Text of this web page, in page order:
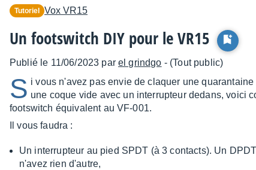
Tutoriel Vox VR15
Un footswitch DIY pour le VR15
Publié le 11/06/2023 parel grindgo - (Tout public)
S i vous n'avez pas envie de claquer une
une coque vide avec un interrupteur dedans, voici
footswitch équivalent au VF-001.
Il vous faudra :
Un interrupteur au pied SPDT (à 3 contacts). Un
n'avez rien d'autre,